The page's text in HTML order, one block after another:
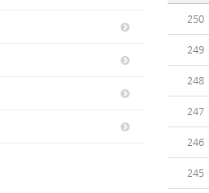
250
249
248
247
246
245